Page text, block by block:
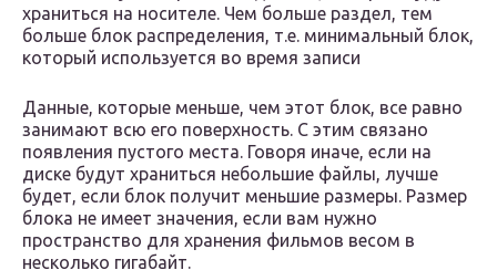
храниться на носителе. Чем больше раздел, тем
больше блок распределения, т.е. минимальный блок,
который используется во время записи
Данные, которые меньше, чем этот блок, все равно
занимают всю его поверхность. С этим связано
появления пустого места. Говоря иначе, если на
диске будут храниться небольшие файлы, лучше
будет, если блок получит меньшие размеры. Размер
блока не имеет значения, если вам нужно
пространство для хранения фильмов весом в
несколько гигабайт.